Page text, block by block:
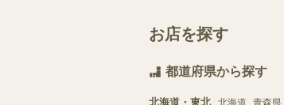
お店を探す
都道府県から探す
北海道・東北 北海道 青森県